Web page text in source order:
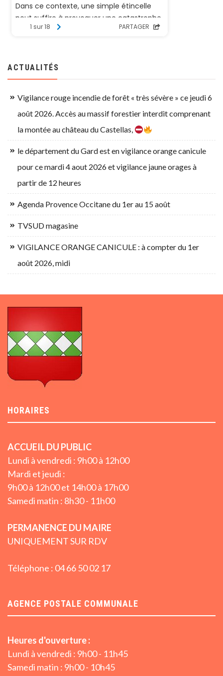
ACTUALITÉS
Vigilance rouge incendie de forêt « très sévère » ce jeudi 6
août 2026. Accès au massif forestier interdit comprenant
la montée au château du Castellas,
le département du Gard est en vigilance orange canicule
pour ce mardi 4 aout 2026 et vigilance jaune orages à
partir de 12 heures
Agenda Provence Occitane du 1er au 15 août
TVSUD magasine
VIGILANCE ORANGE CANICULE : à compter du 1er
août 2026, midi
HORAIRES
ACCUEIL DU PUBLIC
Lundi à vendredi : 9h00 à 12h00
Mardi et jeudi :
9h00 à 12h00 et 14h00 à 17h00
Samedi matin : 8h30 - 11h00
PERMANENCE DU MAIRE
UNIQUEMENT SUR RDV
Téléphone : 04 66 50 02 17
AGENCE POSTALE COMMUNALE
Heures d'ouverture :
Lundi à vendredi : 9h00 - 11h45
Samedi matin : 9h00 - 10h45